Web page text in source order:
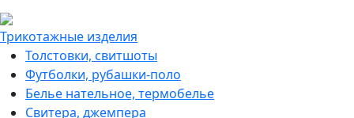
Трикотажные изделия
Толстовки, свитшоты
Футболки, рубашки-поло
Белье нательное, термобелье
Свитера, джемпера